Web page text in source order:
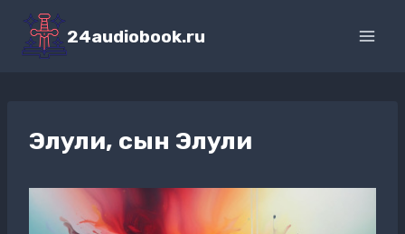
Перейти
содержимому
24audiobook.ru
Элули, сын Элули